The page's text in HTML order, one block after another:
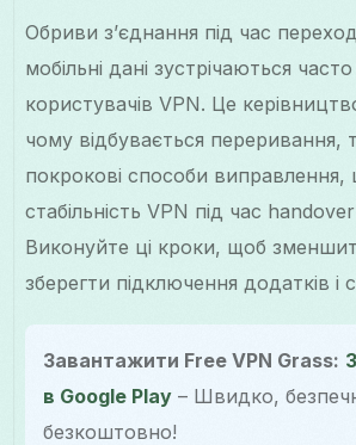
Обриви з’єднання під час
мобільні дані зустрічаються
користувачів VPN. Це
чому відбувається переривання,
покрокові способи виправлення,
стабільність VPN під час
Виконуйте ці кроки, щоб
зберегти підключення додатків і
Завантажити Free VPN Grass:
в Google Play – Швидко,
безкоштовно!